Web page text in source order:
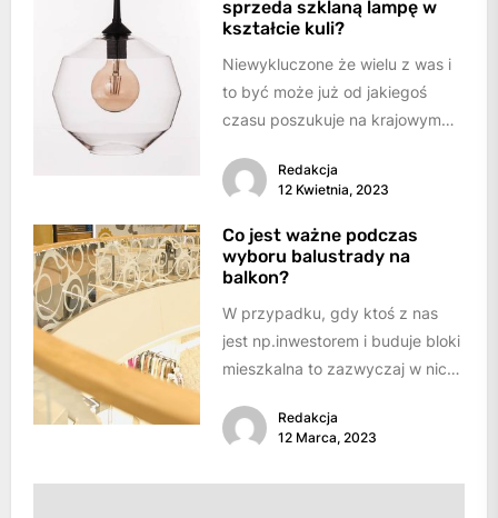
sprzeda szklaną lampę w
kształcie kuli?
Niewykluczone że wielu z was i
to być może już od jakiegoś
czasu poszukuje na krajowym
oświetleniowych lamp...
Redakcja
12 Kwietnia, 2023
Co jest ważne podczas
wyboru balustrady na
balkon?
W przypadku, gdy ktoś z nas
jest np.inwestorem i buduje bloki
mieszkalna to zazwyczaj w nich
Redakcja
12 Marca, 2023